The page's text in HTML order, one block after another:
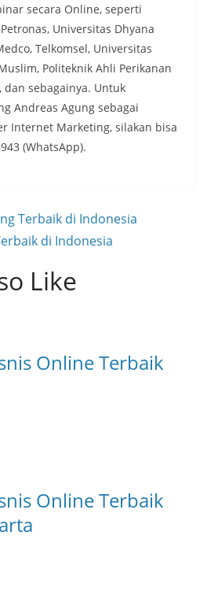
secara Online, seperti
Universitas Dhyana
Telkomsel, Universitas
Politeknik Ahli Perikanan
dan sebagainya. Untuk
Andreas Agung sebagai
Internet Marketing, silakan bisa
(WhatsApp).
Terbaik di Indonesia
di Indonesia
Like
Online Terbaik
Online Terbaik